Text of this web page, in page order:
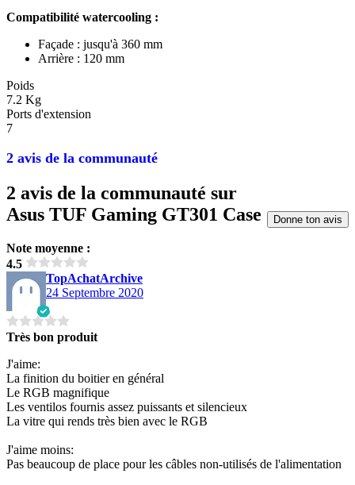
2 avis de la communauté
Compatibilité watercooling :
Façade : jusqu'à 360 mm
Arrière : 120 mm
Poids
7.2 Kg
Ports d'extension
7
2 avis de la communauté sur
Asus TUF Gaming GT301 Case
Note moyenne :
4.5
Donne ton avis
TopAchatArchive
24 Septembre 2020
Très bon produit
J'aime:
La finition du boitier en général
Le RGB magnifique
Les ventilos fournis assez puissants et silencieux
La vitre qui rends très bien avec le RGB
J'aime moins:
Pas beaucoup de place pour les câbles non-utilisés de l'alimentation